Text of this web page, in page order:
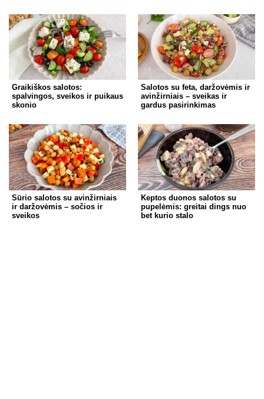
Graikiškos salotos:
spalvingos, sveikos ir puikaus
skonio
Salotos su feta, daržovėmis ir
avinžirniais – sveikas ir
gardus pasirinkimas
Sūrio salotos su avinžirniais
ir daržovėmis – sočios ir
sveikos
Keptos duonos salotos su
pupelėmis: greitai dings nuo
bet kurio stalo